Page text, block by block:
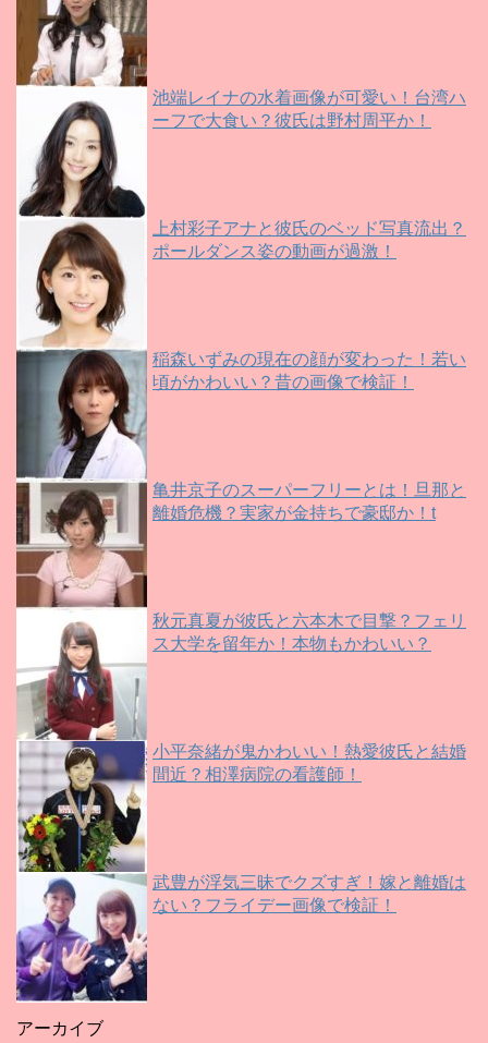
池端レイナの水着画像が可愛い！台湾ハ
ーフで大食い？彼氏は野村周平か！
上村彩子アナと彼氏のベッド写真流出？
ポールダンス姿の動画が過激！
稲森いずみの現在の顔が変わった！若い
頃がかわいい？昔の画像で検証！
亀井京子のスーパーフリーとは！旦那と
離婚危機？実家が金持ちで豪邸か！t
秋元真夏が彼氏と六本木で目撃？フェリ
ス大学を留年か！本物もかわいい？
小平奈緒が鬼かわいい！熱愛彼氏と結婚
間近？相澤病院の看護師！
武豊が浮気三昧でクズすぎ！嫁と離婚は
ない？フライデー画像で検証！
アーカイブ